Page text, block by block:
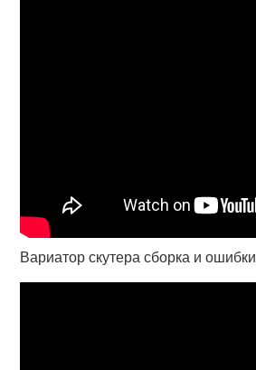
Вариатор скутера сборка и ошибки